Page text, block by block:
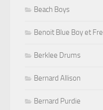
Beach Boys
Benoit Blue Boy et
Berklee Drums
Bernard Allison
Bernard Purdie